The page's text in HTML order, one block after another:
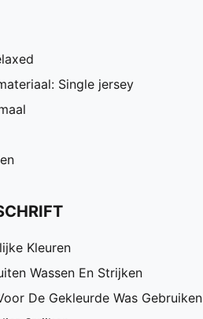
Single jersey
Kleuren
Wassen En Strijken
De Gekleurde Was Gebruiken